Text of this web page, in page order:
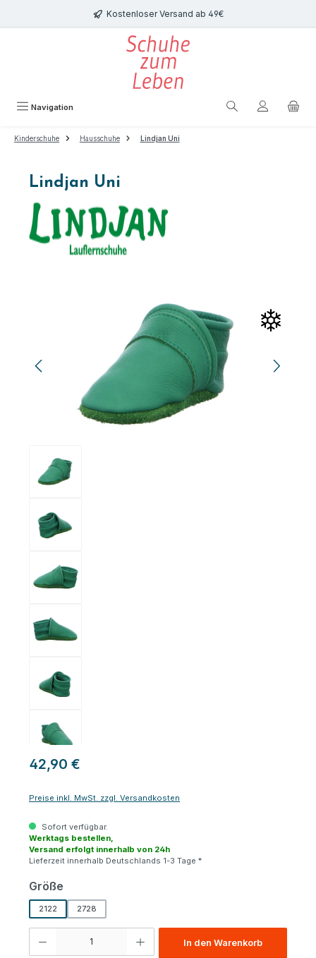
Zum Hauptinhalt springen Kostenloser Versand ab 49€
Navigation
Kinderschuhe Hausschuhe Lindjan Uni
Lindjan Uni
42,90 €
Preise inkl. MwSt. zzgl. Versandkosten
Sofort verfügbar.
Werktags bestellen,
Versand erfolgt innerhalb von 24h
Lieferzeit innerhalb Deutschlands 1-3 Tage *
Größe
2122 2728
Produkt Anzahl: Gib den gewünschten Wert ein oder benutze die
In den Warenkorb